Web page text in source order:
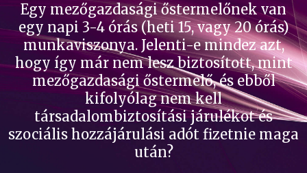
Egy mezőgazdasági őstermelőnek van
egy napi 3-4 órás (heti 15, vagy 20 órás)
munkaviszonya. Jelenti-e mindez azt,
hogy így már nem lesz biztosított, mint
mezőgazdasági őstermelő, és ebből
kifolyólag nem kell
társadalombiztosítási járulékot és
szociális hozzájárulási adót fizetnie maga
után?